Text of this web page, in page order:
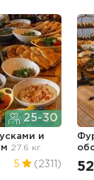
25-30
и
27.6 кг
5 (2311)